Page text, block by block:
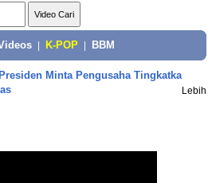
K-POP BBM
Presiden Minta Pengusaha Tingkatka
Lebih